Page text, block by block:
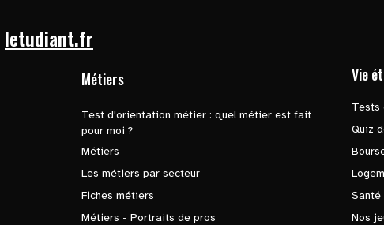
letudiant.fr
Métiers
Test d'orientation métier : quel métier est fait
pour moi ?
Métiers
Les métiers par secteur
Fiches métiers
Métiers - Portraits de pros
Vie
Tests
Quiz
Santé
Nos